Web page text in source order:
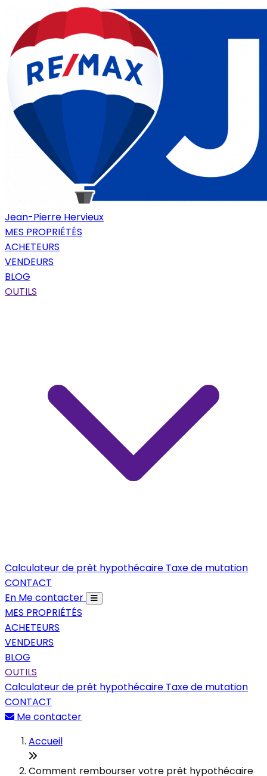
Jean-Pierre Hervieux
MES PROPRIÉTÉS
ACHETEURS
VENDEURS
BLOG
OUTILS
Calculateur de prêt hypothécaire Taxe de mutation
CONTACT
En Me contacter
MES PROPRIÉTÉS
ACHETEURS
VENDEURS
BLOG
OUTILS
Calculateur de prêt hypothécaire Taxe de mutation
CONTACT
Me contacter
Accueil
Comment rembourser votre prêt hypothécaire